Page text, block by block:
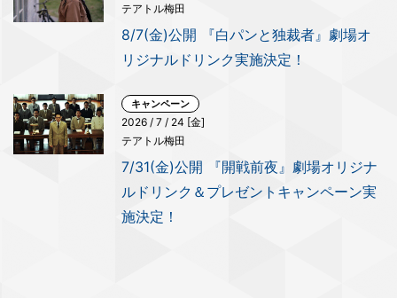
テアトル梅田
8/7(金)公開 『白パンと独裁者』劇場オ
リジナルドリンク実施決定！
キャンペーン
2026 / 7 / 24 [金]
テアトル梅田
7/31(金)公開 『開戦前夜』劇場オリジナ
ルドリンク＆プレゼントキャンペーン実
施決定！